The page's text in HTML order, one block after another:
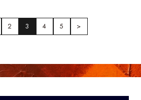
2 3 4 5 >